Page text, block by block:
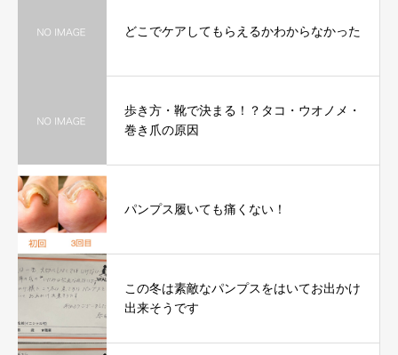
どこでケアしてもらえるかわからなかった
歩き方・靴で決まる！？タコ・ウオノメ・
巻き爪の原因
パンプス履いても痛くない！
この冬は素敵なパンプスをはいてお出かけ
出来そうです